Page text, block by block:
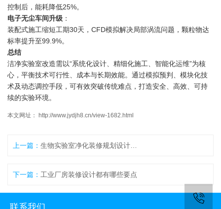
控制后，能耗降低25%。
电子无尘车间升级 ：
装配式施工缩短工期30天，CFD模拟解决局部涡流问题，颗粒物达
标率提升至99.9%。
总结
洁净实验室改造需以“系统化设计、精细化施工、智能化运维”为核
心，平衡技术可行性、成本与长期效能。通过模拟预判、模块化技
术及动态调控手段，可有效突破传统难点，打造安全、高效、可持
续的实验环境。
本文网址： http://www.jydjh8.cn/view-1682.html
上一篇：
下一篇： 工业厂房装修设计都有哪些要点
联系我们